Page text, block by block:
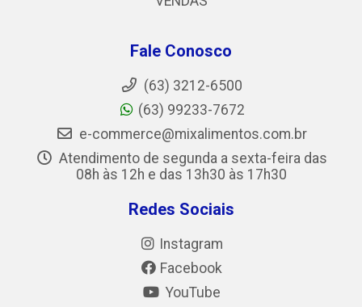
Fale Conosco
(63) 3212-6500
(63) 99233-7672
e-commerce@mixalimentos.com.br
Atendimento de segunda a sexta-feira das
08h às 12h e das 13h30 às 17h30
Redes Sociais
Instagram
Facebook
YouTube